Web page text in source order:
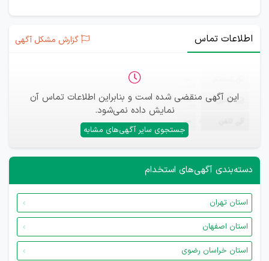
اطلاعات تماس گزارش مشکل آگهی
این آگهی منقضی شده است و بنابراین اطلاعات تماس آن
نمایش داده نمی‌شود.
جستجوی سایر آگهی‌های مشابه
ایمیل —
—
دسته‌بندی آگهی‌های استخدام
استان تهران
استان اصفهان
استان خراسان رضوی